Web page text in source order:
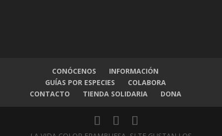
CONÓCENOS
INFORMACIÓN
GUÍAS POR ESPECIES
COLABORA
CONTACTO
TIENDA SOLIDARIA DONA